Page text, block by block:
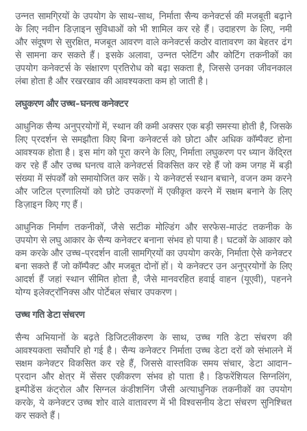
उन्नत सामग्रियों के उपयोग के साथ-साथ, निर्माता सैन्य कनेक्टर्स की मजबूती बढ़ाने
के लिए नवीन डिज़ाइन सुविधाओं को भी शामिल कर रहे हैं। उदाहरण के लिए, नमी
और संदूषण से सुरक्षित, मजबूत आवरण वाले कनेक्टर्स कठोर वातावरण का बेहतर ढंग
से सामना कर सकते हैं। इसके अलावा, उन्नत प्लेटिंग और कोटिंग तकनीकों का
उपयोग कनेक्टर्स के संक्षारण प्रतिरोध को बढ़ा सकता है, जिससे उनका जीवनकाल
लंबा होता है और रखरखाव की आवश्यकता कम हो जाती है।
लघुकरण और उच्च-घनत्व कनेक्टर
आधुनिक सैन्य अनुप्रयोगों में, स्थान की कमी अक्सर एक बड़ी समस्या होती है, जिसके
लिए प्रदर्शन से समझौता किए बिना कनेक्टर्स को छोटा और अधिक कॉम्पैक्ट होना
आवश्यक होता है। इस मांग को पूरा करने के लिए, निर्माता लघुकरण पर ध्यान केंद्रित
कर रहे हैं और उच्च घनत्व वाले कनेक्टर्स विकसित कर रहे हैं जो कम जगह में बड़ी
संख्या में संपर्कों को समायोजित कर सकें। ये कनेक्टर्स स्थान बचाने, वजन कम करने
और जटिल प्रणालियों को छोटे उपकरणों में एकीकृत करने में सक्षम बनाने के लिए
डिज़ाइन किए गए हैं।
आधुनिक निर्माण तकनीकों, जैसे सटीक मोल्डिंग और सरफेस-माउंट तकनीक के
उपयोग से लघु आकार के सैन्य कनेक्टर बनाना संभव हो पाया है। घटकों के आकार को
कम करके और उच्च-प्रदर्शन वाली सामग्रियों का उपयोग करके, निर्माता ऐसे कनेक्टर
बना सकते हैं जो कॉम्पैक्ट और मजबूत दोनों हों। ये कनेक्टर उन अनुप्रयोगों के लिए
आदर्श हैं जहां स्थान सीमित होता है, जैसे मानवरहित हवाई वाहन (यूएवी), पहनने
योग्य इलेक्ट्रॉनिक्स और पोर्टेबल संचार उपकरण।
उच्च गति डेटा संचरण
सैन्य अभियानों के बढ़ते डिजिटलीकरण के साथ, उच्च गति डेटा संचरण की
आवश्यकता सर्वोपरि हो गई है। सैन्य कनेक्टर निर्माता उच्च डेटा दरों को संभालने में
सक्षम कनेक्टर विकसित कर रहे हैं, जिससे वास्तविक समय संचार, डेटा आदान-
प्रदान और क्षेत्र में सेंसर एकीकरण संभव हो पाता है। डिफरेंशियल सिग्नलिंग,
इम्पीडेंस कंट्रोल और सिग्नल कंडीशनिंग जैसी अत्याधुनिक तकनीकों का उपयोग
करके, ये कनेक्टर उच्च शोर वाले वातावरण में भी विश्वसनीय डेटा संचरण सुनिश्चित
कर सकते हैं।